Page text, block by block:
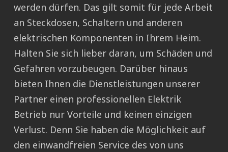
werden dürfen. Das gilt somit für jede Arbeit
an Steckdosen, Schaltern und anderen
elektrischen Komponenten in Ihrem Heim.
Halten Sie sich lieber daran, um Schäden und
Gefahren vorzubeugen. Darüber hinaus
bieten Ihnen die Dienstleistungen unserer
Partner einen professionellen Elektrik
Betrieb nur Vorteile und keinen einzigen
Verlust. Denn Sie haben die Möglichkeit auf
den einwandfreien Service des von uns